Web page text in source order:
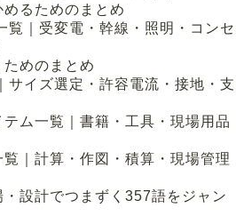
るためのまとめ
覧｜受変電・幹線・照明・コンセ
めのまとめ
サイズ選定・許容電流・接地・支
ム一覧｜書籍・工具・現場用品
｜計算・作図・積算・現場管理
設計でつまずく357語をジャン